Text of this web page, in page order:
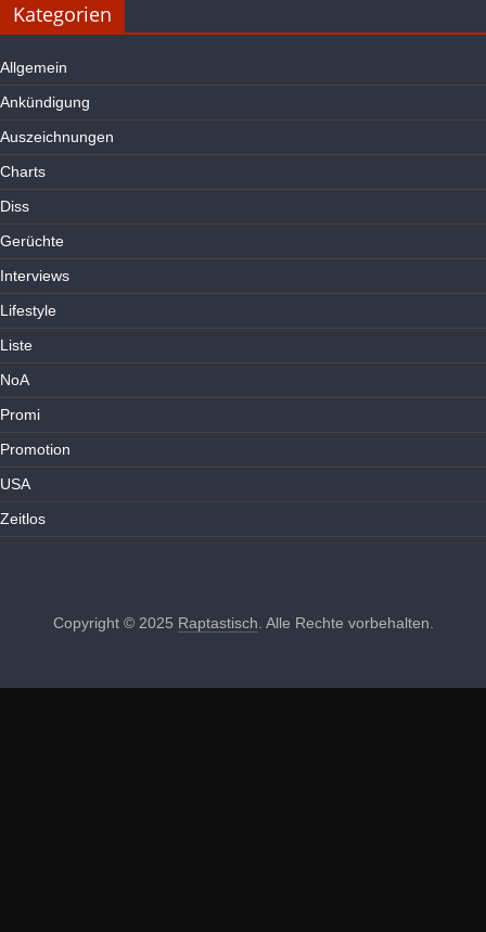
Kategorien
Allgemein
Ankündigung
Auszeichnungen
Charts
Diss
Gerüchte
Interviews
Lifestyle
Liste
NoA
Promi
Promotion
USA
Zeitlos
Copyright © 2025 Raptastisch . Alle Rechte vorbehalten.